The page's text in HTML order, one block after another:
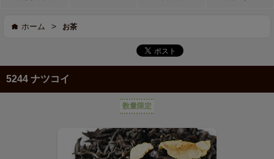
ホーム > お茶
5244 ナツコイ
数量限定